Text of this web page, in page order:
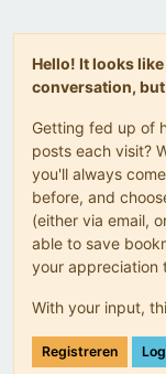
Hello! It looks
conversation,
Getting fed up of
posts each visit?
you'll always
before, and
(either via email,
able to save
your appreciation
With your input,
Registreren